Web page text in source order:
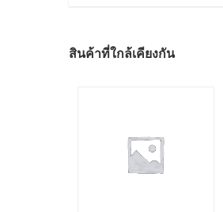
สินค้าที่ใกล้เคียงกัน